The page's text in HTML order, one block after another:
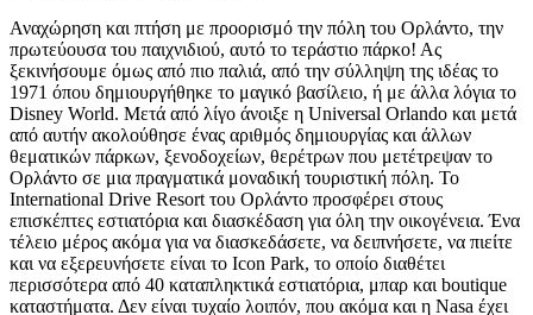
Αναχώρηση και πτήση με προορισμό την πόλη του Ορλάντο, την
πρωτεύουσα του παιχνιδιού, αυτό το τεράστιο πάρκο! Ας
ξεκινήσουμε όμως από πιο παλιά, από την σύλληψη της ιδέας το
1971 όπου δημιουργήθηκε το μαγικό βασίλειο, ή με άλλα λόγια το
Disney World. Μετά από λίγο άνοιξε η Universal Orlando και μετά
από αυτήν ακολούθησε ένας αριθμός δημιουργίας και άλλων
θεματικών πάρκων, ξενοδοχείων, θερέτρων που μετέτρεψαν το
Ορλάντο σε μια πραγματικά μοναδική τουριστική πόλη. Το
International Drive Resort του Ορλάντο προσφέρει στους
επισκέπτες εστιατόρια και διασκέδαση για όλη την οικογένεια. Ένα
τέλειο μέρος ακόμα για να διασκεδάσετε, να δειπνήσετε, να πιείτε
και να εξερευνήσετε είναι το Icon Park, το οποίο διαθέτει
περισσότερα από 40 καταπληκτικά εστιατόρια, μπαρ και boutique
καταστήματα. Δεν είναι τυχαίο λοιπόν, που ακόμα και η Νasa έχει